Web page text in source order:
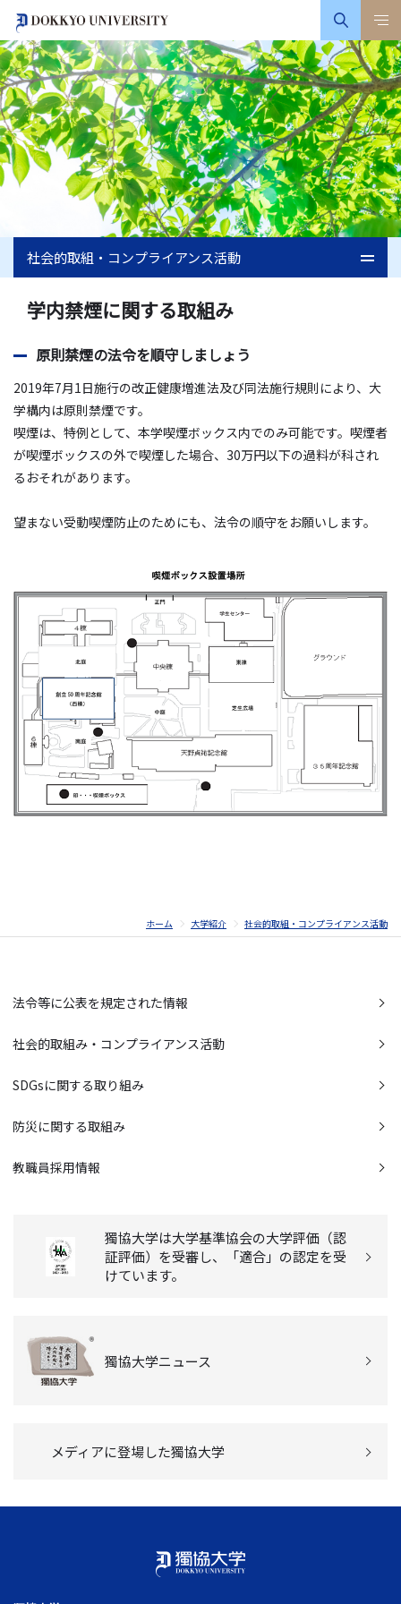
社会的取組・コンプライアンス活動
学内禁煙に関する取組み
原則禁煙の法令を順守しましょう
2019年7月1日施行の改正健康増進法及び同法施行規則により、大
学構内は原則禁煙です。
喫煙は、特例として、本学喫煙ボックス内でのみ可能です。喫煙者
が喫煙ボックスの外で喫煙した場合、30万円以下の過料が科され
るおそれがあります。
望まない受動喫煙防止のためにも、法令の順守をお願いします。
ホーム 大学紹介 社会的取組・コンプライアンス活動
法令等に公表を規定された情報
社会的取組み・コンプライアンス活動
SDGsに関する取り組み
防災に関する取組み
教職員採用情報
獨協大学は大学基準協会の大学評価（認
証評価）を受審し、「適合」の認定を受
けています。
獨協大学ニュース
メディアに登場した獨協大学